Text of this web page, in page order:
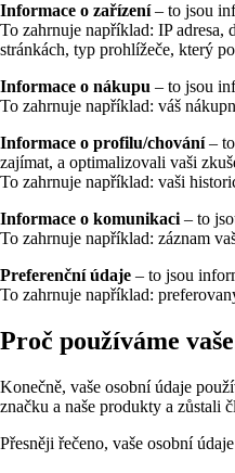
Informace o zařízení– to jsou
To zahrnuje například: IP adresa,
stránkách, typ prohlížeče, který
Informace o nákupu – to jsou
To zahrnuje například: váš
Informace o profilu/chování– to
zajímat, a optimalizovali vaši
To zahrnuje například: vaši
Informace o komunikaci – to
To zahrnuje například: záznam
Preferenční údaje – to jsou
To zahrnuje například:
Proč používáme
Konečně, vaše osobní údaje
značku a naše produkty a zůstali
Přesněji řečeno, vaše osobní